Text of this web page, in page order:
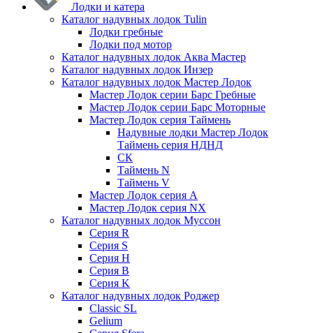
Лодки и катера
Каталог надувных лодок Tulin
Лодки гребные
Лодки под мотор
Каталог надувных лодок Аква Мастер
Каталог надувных лодок Инзер
Каталог надувных лодок Мастер Лодок
Мастер Лодок серии Барс Гребные
Мастер Лодок серии Барс Моторные
Мастер Лодок серия Таймень
Надувные лодки Мастер Лодок
Таймень серия НДНД
СК
Таймень N
Таймень V
Мастер Лодок серия А
Мастер Лодок серия NX
Каталог надувных лодок Муссон
Серия R
Серия S
Серия H
Серия B
Серия K
Каталог надувных лодок Роджер
Classic SL
Gelium